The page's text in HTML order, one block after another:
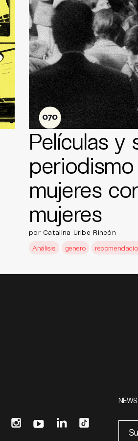
Películas y
mujeres
mujeres
por Catalina Uribe Rincón
Análisis
genero